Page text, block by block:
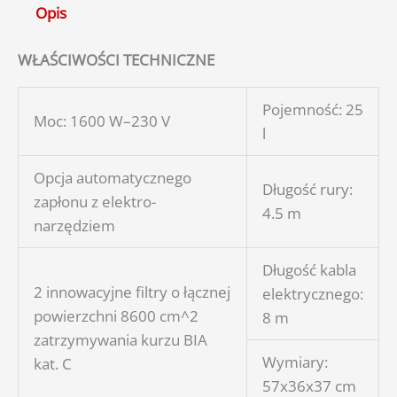
Opis
WŁAŚCIWOŚCI TECHNICZNE
Moc: 1600 W–230 V
Pojemność: 25
l
Opcja automatycznego
zapłonu z elektro-
narzędziem
Długość rury:
4.5 m
2 innowacyjne filtry o łącznej
powierzchni 8600 cm^2
zatrzymywania kurzu BIA
kat. C
Długość kabla
elektrycznego:
8 m
Wymiary:
57x36x37 cm